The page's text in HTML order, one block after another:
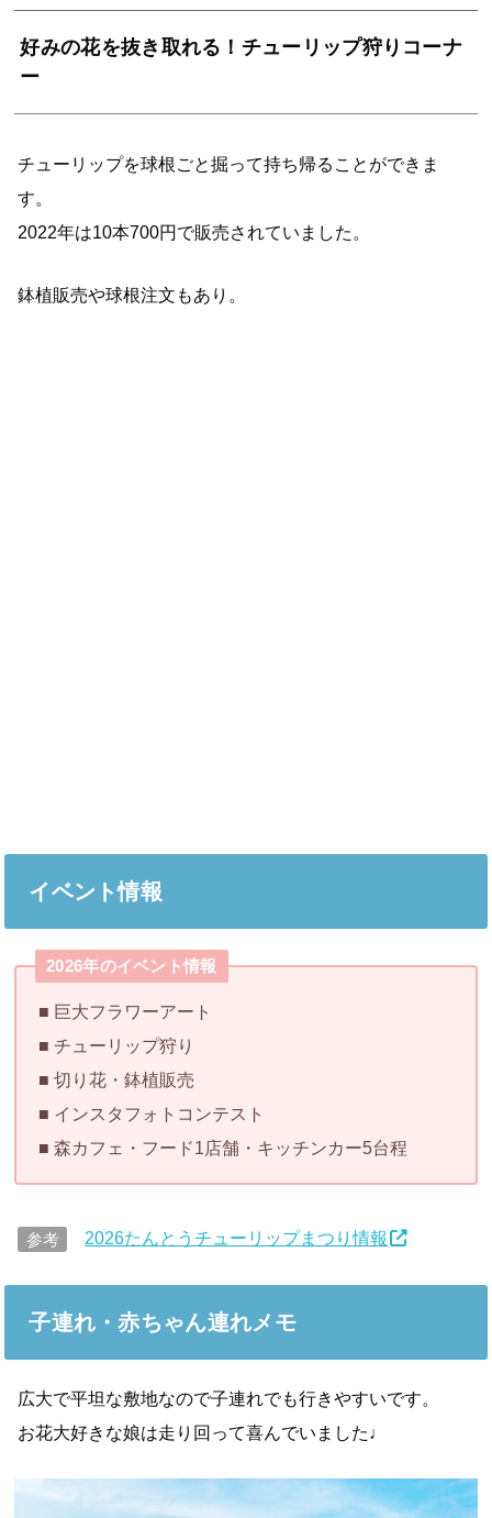
好みの花を抜き取れる！チューリップ狩りコーナ
ー
チューリップを球根ごと掘って持ち帰ることができま
す。
2022年は10本700円で販売されていました。
鉢植販売や球根注文もあり。
イベント情報
2026年のイベント情報
■ 巨大フラワーアート
■ チューリップ狩り
■ 切り花・鉢植販売
■ インスタフォトコンテスト
■ 森カフェ・フード1店舗・キッチンカー5台程
参考 2026たんとうチューリップまつり情報
子連れ・赤ちゃん連れメモ
広大で平坦な敷地なので子連れでも行きやすいです。
お花大好きな娘は走り回って喜んでいました♩